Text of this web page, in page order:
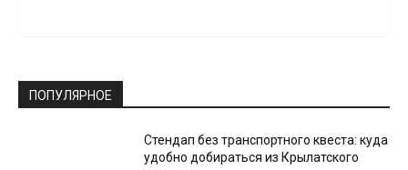
ПОПУЛЯРНОЕ
Стендап без транспортного квеста: куда
удобно добираться из Крылатского